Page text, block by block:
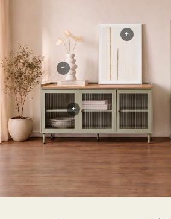
+
+
+